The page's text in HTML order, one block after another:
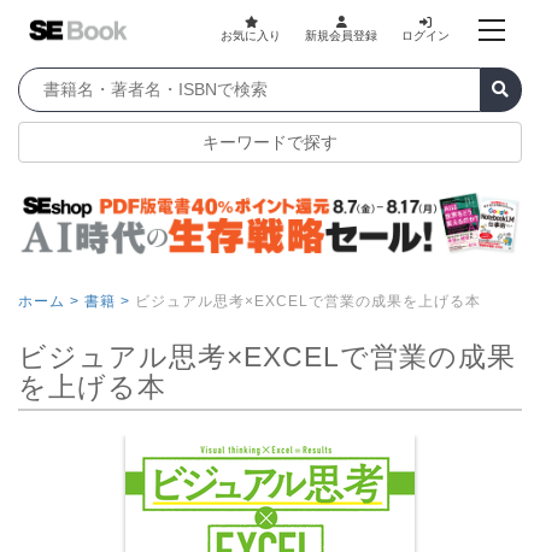
お気に入り 新規会員登録 ログイン
キーワードで探す
ホーム > 書籍 > ビジュアル思考×EXCELで営業の成果を上げる本
ビジュアル思考×EXCELで営業の成果
を上げる本